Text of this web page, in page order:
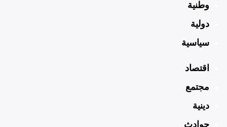
وطنية
دولية
سياسية
اقتصاد
مجتمع
دينية
حوادث